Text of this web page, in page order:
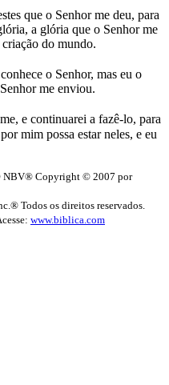
que o Senhor me deu, para
a glória que o Senhor me
do mundo.
o Senhor, mas eu o
me enviou.
e continuarei a fazê-lo, para
mim possa estar neles, e eu
NBV® Copyright © 2007 por
Todos os direitos reservados.
www.biblica.com